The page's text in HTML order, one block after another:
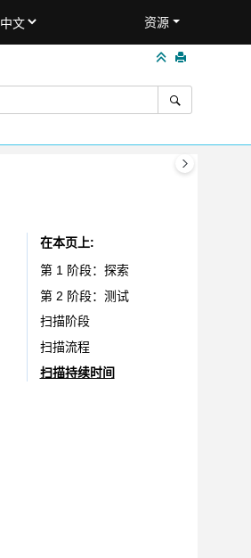
资源
在本页上
第 1 阶段：探索
第 2 阶段：测试
扫描阶段
扫描流程
扫描持续时间